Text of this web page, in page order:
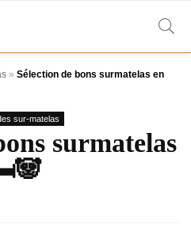
» Sélection de bons surmatelas en
sur-matelas
surmatelas